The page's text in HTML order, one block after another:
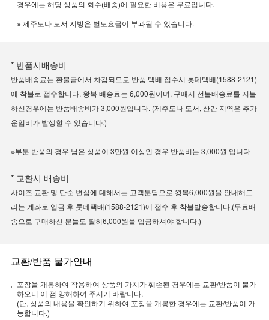
경우에는 해당 상품의 회수(배송)에 필요한 비용은 무료입니다.
※ 제주도나 도서 지방은 별도요금이 부과될 수 있습니다.
* 반품시배송비
반품배송료는 환불금에서 차감되므로 반품 택배 접수시 롯데택배(1588-2121)
에 착불로 접수합니다. 왕복 배송료는 6,000원이며, 구매시 선불배송료를 지불
하신경우에는 반품배송비가 3,000원입니다. (제주도나 도서, 산간 지역은 추가
운임비가 발생할 수 있습니다.)
※부분 반품의 경우 남은 상품이 3만원 이상인 경우 반품비는 3,000원 입니다
* 교환시 배송비
사이즈 교환 및 단순 변심에 대해서는 고객분담으로 왕복6,000원을 안내해드
리는 계좌로 입금 후 롯데택배(1588-2121)에 접수 후 착불발송합니다.(무료배
송으로 구매하신 분들도 필히6,000원을 입금하셔야 합니다.)
교환/반품 불가안내
포장을 개봉하여 착용하여 상품의 가치가 훼손된 경우에는 교환/반품이 불가
하오니 이 점 양해하여 주시기 바랍니다.
(단, 상품의 내용을 확인하기 위하여 포장을 개봉한 경우에는 교환/반품이 가
능합니다.)